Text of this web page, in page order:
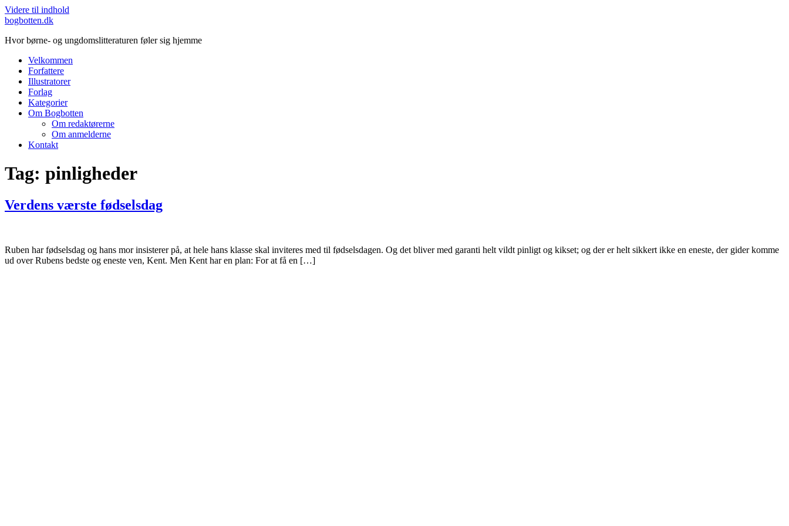
Videre til indhold
bogbotten.dk
Hvor børne- og ungdomslitteraturen føler sig hjemme
Velkommen
Forfattere
Illustratorer
Forlag
Kategorier
Om Bogbotten
Om redaktørerne
Om anmelderne
Kontakt
Tag: pinligheder
Verdens værste fødselsdag
Ruben har fødselsdag og hans mor insisterer på, at hele hans klasse skal inviteres med til fødselsdagen. Og det bliver med garanti helt vildt pinligt og kikset; og der er helt sikkert ikke en eneste, der gider komme
ud over Rubens bedste og eneste ven, Kent. Men Kent har en plan: For at få en […]